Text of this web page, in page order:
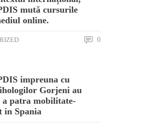
mută cursurile
online.
0
impreuna cu
Gorjeni au
patra mobilitate-
in Spania